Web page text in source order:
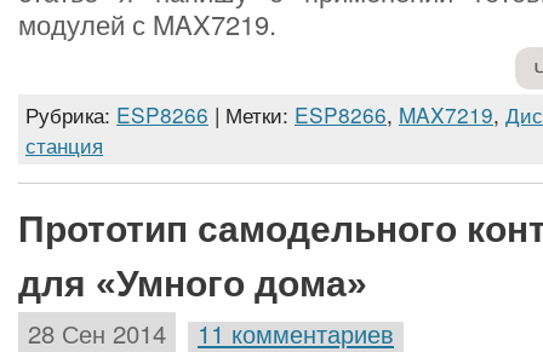
модулей с MAX7219.
Рубрика: ESP8266 | Метки: ESP8266, MAX7219,
станция
Прототип самодельного
для «Умного дома»
28 Сен 2014 11 комментариев